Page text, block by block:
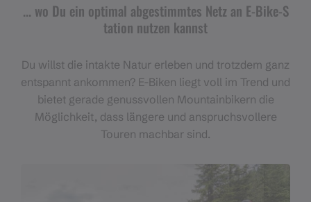
... wo Du ein optimal abgestimmtes Netz an E-Bike-S
tation nutzen kannst
Du willst die intakte Natur erleben und trotzdem ganz
entspannt ankommen? E-Biken liegt voll im Trend und
bietet gerade genussvollen Mountainbikern die
Möglichkeit, dass längere und anspruchsvollere
Touren machbar sind.